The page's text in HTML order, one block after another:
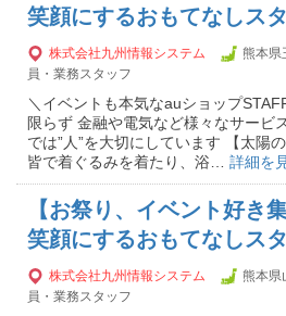
笑顔にするおもてなしス
株式会社九州情報システム 熊本県
員・業務スタッフ
＼イベントも本気なauショップ
限らず 金融や電気など様々なサービ
では”人”を大切にしています 【太陽
皆で着ぐるみを着たり、浴… 詳細を
【お祭り、イベント好き
笑顔にするおもてなしス
株式会社九州情報システム 熊本県
員・業務スタッフ